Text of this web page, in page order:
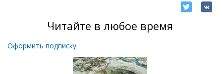
Читайте в любое время
Оформить подписку